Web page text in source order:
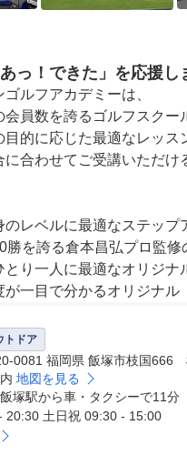
っ！できた」を応援し
ルフアカデミーは、
会員数を誇るゴルフスクー
目的に応じた最適なレッス
に合わせてご受講いただけ
のレベルに最適なステップ
勝を誇る倉本昌弘プロ監修
とり一人に最適なオリジナ
が一目で分かるオリジナル
人を誇る抜群の指導力
ターは全員当社の厳しい基
けるギア、技術、コーチン
に定期的な研修を受けて
トドア
0081 福岡県 飯塚市枝国666
地図を見る
塚駅から車・タクシーで11分
20:30 土日祝 09:30 - 15:00